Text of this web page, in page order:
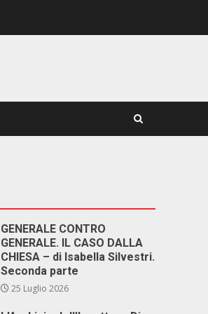
GENERALE CONTRO
GENERALE. IL CASO DALLA
CHIESA – di Isabella Silvestri.
Seconda parte
25 Luglio 2026